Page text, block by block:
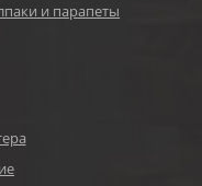
и парапеты